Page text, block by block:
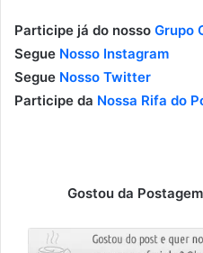
Participe já do nosso Grupo
Segue Nosso Instagram
Segue Nosso Twitter
Participe da Nossa Rifa do
Gostou da